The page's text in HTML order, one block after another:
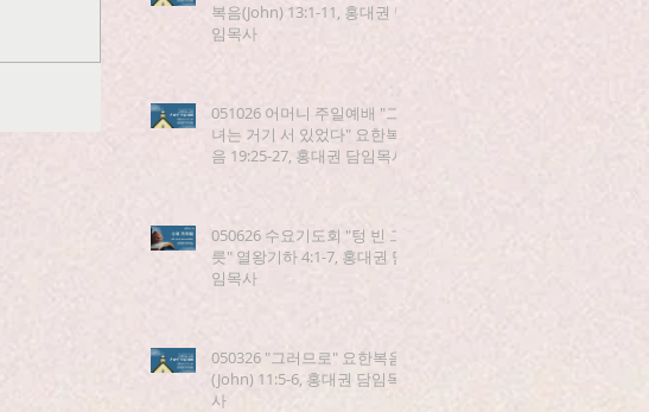
복음(John) 13:1-11, 홍대권 담
임목사
051026 어머니 주일예배 "그
녀는 거기 서 있었다" 요한복
음 19:25-27, 홍대권 담임목사
050626 수요기도회 "텅 빈 그
릇" 열왕기하 4:1-7, 홍대권 담
임목사
050326 "그러므로" 요한복음
(John) 11:5-6, 홍대권 담임목
사